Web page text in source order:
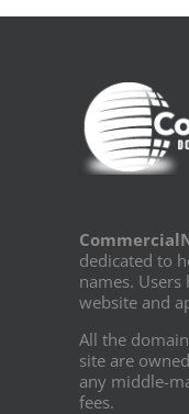
dedicated to
names.
website and
All the
site are
any middle-
fees.